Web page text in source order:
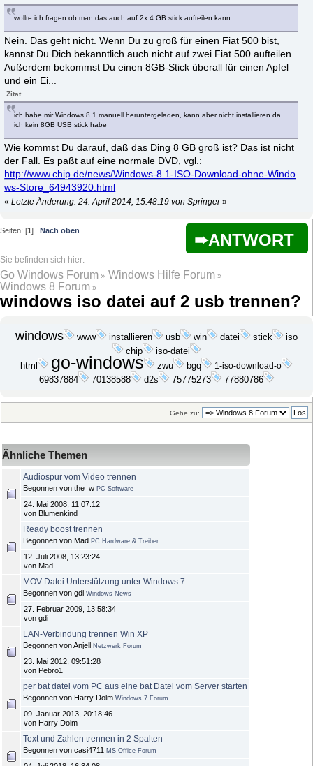
wollte ich fragen ob man das auch auf 2x 4 GB stick aufteilen kann
Nein. Das geht nicht. Wenn Du zu groß für einen Fiat 500 bist,
kannst Du Dich bekanntlich auch nicht auf zwei Fiat 500 aufteilen.
Außerdem bekommst Du einen 8GB-Stick überall für einen Apfel
und ein Ei...
Zitat
ich habe mir Windows 8.1 manuell heruntergeladen, kann aber nicht installieren da
ich kein 8GB USB stick habe
Wie kommst Du darauf, daß das Ding 8 GB groß ist? Das ist nicht
der Fall. Es paßt auf eine normale DVD, vgl.:
http://www.chip.de/news/Windows-8.1-ISO-Download-ohne-Windo
ws-Store_64943920.html
«Letzte Änderung: 24. April 2014, 15:48:19 von Springer»
ANTWORT
Seiten: [1] Nach oben
Go Windows Forum » Windows Hilfe Forum »
Windows 8 Forum »
windows iso datei auf 2 usb trennen?
windows www installieren usb win datei stick
iso
chip
iso-datei
html
go-windows zwu bgq
1-iso-download-o
69837884
70138588 d2s 75775273 77880786
Gehe zu:
Ähnliche Themen
Audiospur vom Video trennen
Begonnen von the_w PC Software
24. Mai 2008, 11:07:12
von Blumenkind
Ready boost trennen
Begonnen von Mad PC Hardware & Treiber
12. Juli 2008, 13:23:24
von Mad
MOV Datei Unterstützung unter Windows 7
Begonnen von gdi Windows-News
27. Februar 2009, 13:58:34
von gdi
LAN-Verbindung trennen Win XP
Begonnen von Anjell Netzwerk Forum
23. Mai 2012, 09:51:28
von Pebro1
per bat datei vom PC aus eine bat Datei vom Server starten
Begonnen von Harry Dolm Windows 7 Forum
09. Januar 2013, 20:18:46
von Harry Dolm
Text und Zahlen trennen in 2 Spalten
Begonnen von casi4711 MS Office Forum